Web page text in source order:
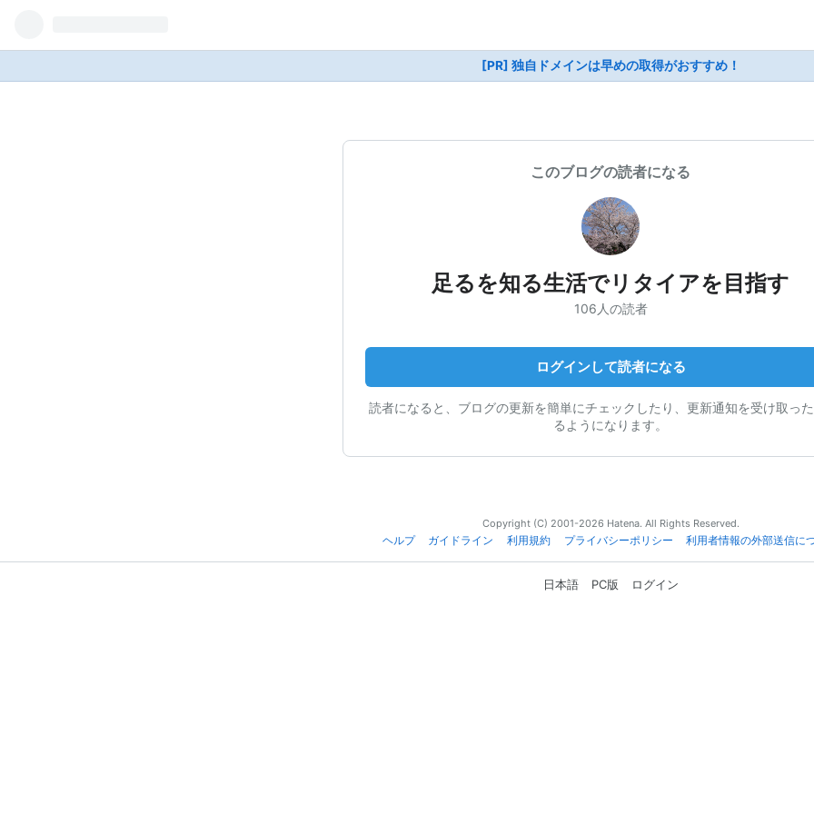
[PR] 独自ドメインは早めの取得がおすすめ！
このブログの読者になる
足るを知る生活でリタイアを目指す
106人の読者
ログインして読者になる
読者になると、ブログの更新を簡単にチェックしたり、更新通知を受け取っ
るようになります。
Copyright (C) 2001-2026 Hatena. All Rights Reserved.
ヘルプ
ガイドライン 利用規約 プライバシーポリシー 利用者情報の外部送信に
日本語 PC版 ログイン